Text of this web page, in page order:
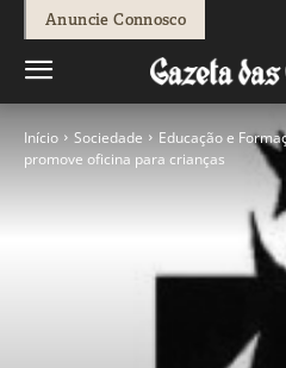
Anuncie Connosco
Início Sociedade Educação e
promove oficina para crianças